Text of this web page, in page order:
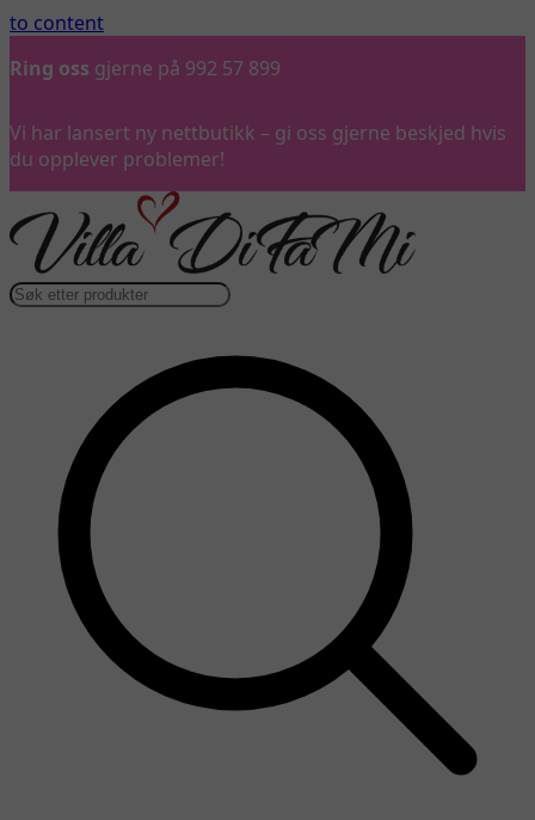
to content
Ring oss gjerne på 992 57 899
Vi har lansert ny nettbutikk – gi oss gjerne beskjed hvis
du opplever problemer!